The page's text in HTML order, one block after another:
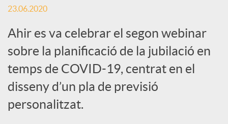
c
a
d
o
23.06.2020
Ahir es va celebrar el segon webinar
sobre la planificació de la jubilació en
temps de COVID-19, centrat en el
disseny d’un pla de previsió
personalitzat.